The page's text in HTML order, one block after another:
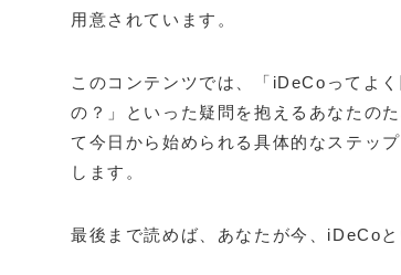
用意されています。
このコンテンツでは、「iDeCoってよ
の？」といった疑問を抱えるあなたの
て今日から始められる具体的なステッ
します。
最後まで読めば、あなたが今、iDeCo